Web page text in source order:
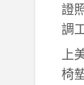
證
調
上
椅